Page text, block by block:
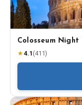
Colosseum Night
★4.1 (411)